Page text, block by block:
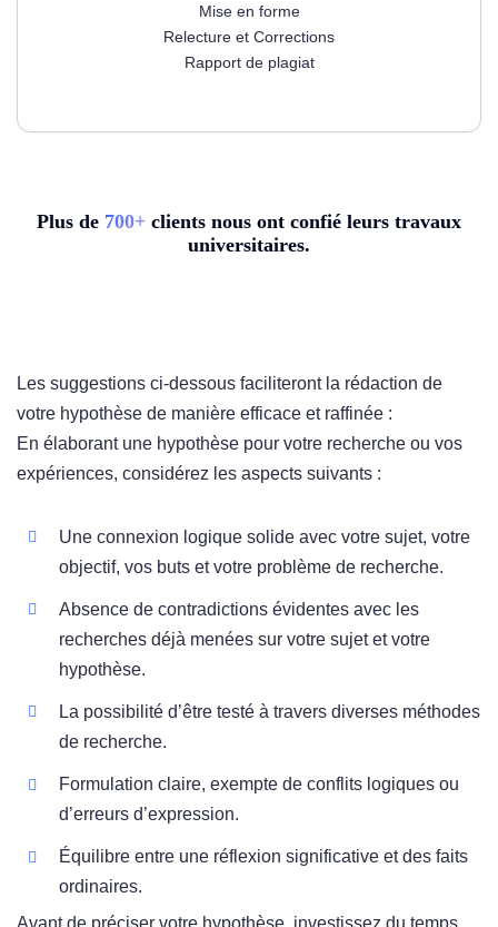
Mise en forme
Relecture et Corrections
Rapport de plagiat
Plus de 700+ clients nous ont confié leurs travaux
universitaires.
Les suggestions ci-dessous faciliteront la rédaction de
votre hypothèse de manière efficace et raffinée :
En élaborant une hypothèse pour votre recherche ou vos
expériences, considérez les aspects suivants :
Une connexion logique solide avec votre sujet, votre
objectif, vos buts et votre problème de recherche.
Absence de contradictions évidentes avec les
recherches déjà menées sur votre sujet et votre
hypothèse.
La possibilité d’être testé à travers diverses méthodes
de recherche.
Formulation claire, exempte de conflits logiques ou
d’erreurs d’expression.
Équilibre entre une réflexion significative et des faits
ordinaires.
Avant de préciser votre hypothèse, investissez du temps